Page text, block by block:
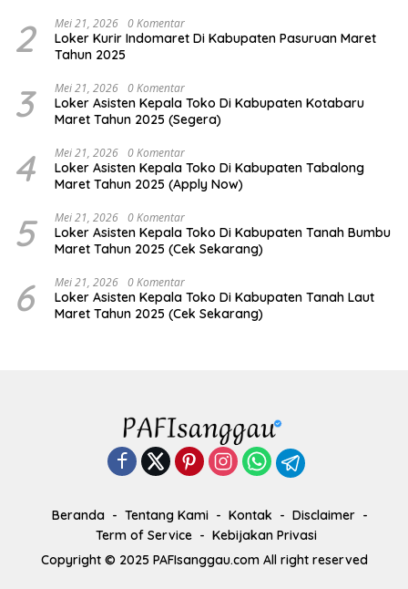
2 Mei 21, 2026 0 Komentar
Loker Kurir Indomaret Di Kabupaten Pasuruan Maret
Tahun 2025
3 Mei 21, 2026 0 Komentar
Loker Asisten Kepala Toko Di Kabupaten Kotabaru
Maret Tahun 2025 (Segera)
4 Mei 21, 2026 0 Komentar
Loker Asisten Kepala Toko Di Kabupaten Tabalong
Maret Tahun 2025 (Apply Now)
5 Mei 21, 2026 0 Komentar
Loker Asisten Kepala Toko Di Kabupaten Tanah Bumbu
Maret Tahun 2025 (Cek Sekarang)
6 Mei 21, 2026 0 Komentar
Loker Asisten Kepala Toko Di Kabupaten Tanah Laut
Maret Tahun 2025 (Cek Sekarang)
Beranda Tentang Kami Kontak
Disclaimer
Term of Service
Kebijakan Privasi
Copyright © 2025 PAFIsanggau.com All right reserved